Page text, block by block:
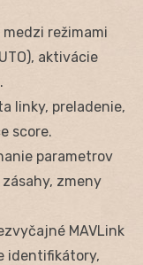
režimami
aktivácie
linky, preladenie,
score.
parametrov
zmeny
MAVLink
identifikátory,